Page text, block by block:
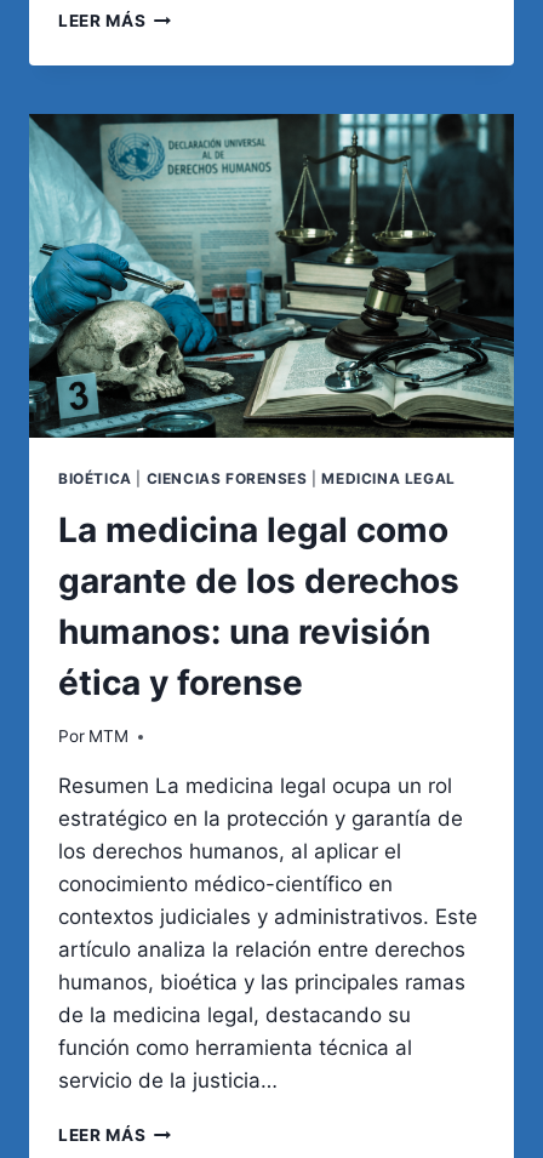
LEER MÁS SALUD
Y
EL
IMPERATIVO
ÉTICO
DE
REFORMAR
EL
ARTÍCULO
20
BIOÉTICA CIENCIAS FORENSES |MEDICINA LEGAL
La medicina legal como
garante de los derechos
humanos: una revisión
ética y forense
Por MTM
Resumen La medicina legal ocupa un rol
estratégico en la protección y garantía de
los derechos humanos, al aplicar el
conocimiento médico-científico en
contextos judiciales y administrativos. Este
artículo analiza la relación entre derechos
humanos, bioética y las principales ramas
de la medicina legal, destacando su
función como herramienta técnica al
servicio de la justicia…
LEER MÁS LA